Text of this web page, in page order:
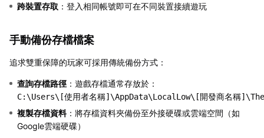
跨裝置存取 ：登入相同帳號即可在不同裝置接續遊玩
手動備份存檔檔案
追求雙重保障的玩家可採用傳統備份方式：
查詢存檔路徑 ：遊戲存檔通常存放於：
複製存檔資料：將存檔資料夾備份至外接硬碟或雲端空間（如
Google雲端硬碟）